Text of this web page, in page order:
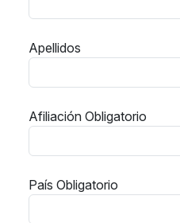
Apellidos
Afiliación Obligatorio
País Obligatorio